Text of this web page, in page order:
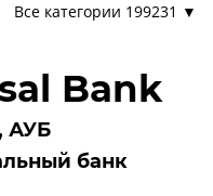
Все категории 199231 ▼
Bank
АУБ
банк